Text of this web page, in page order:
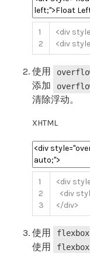
1
2
<div style
<div style
使用
添加
清除浮动。
XHTML
1
2
3
<div
<div
</div>
使用 flexbox
使用
flexbox